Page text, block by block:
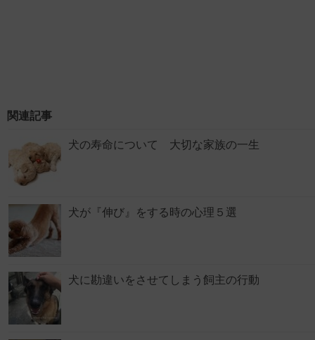
関連記事
犬の寿命について 大切な家族の一生
犬が『伸び』をする時の心理５選
犬に勘違いをさせてしまう飼主の行動